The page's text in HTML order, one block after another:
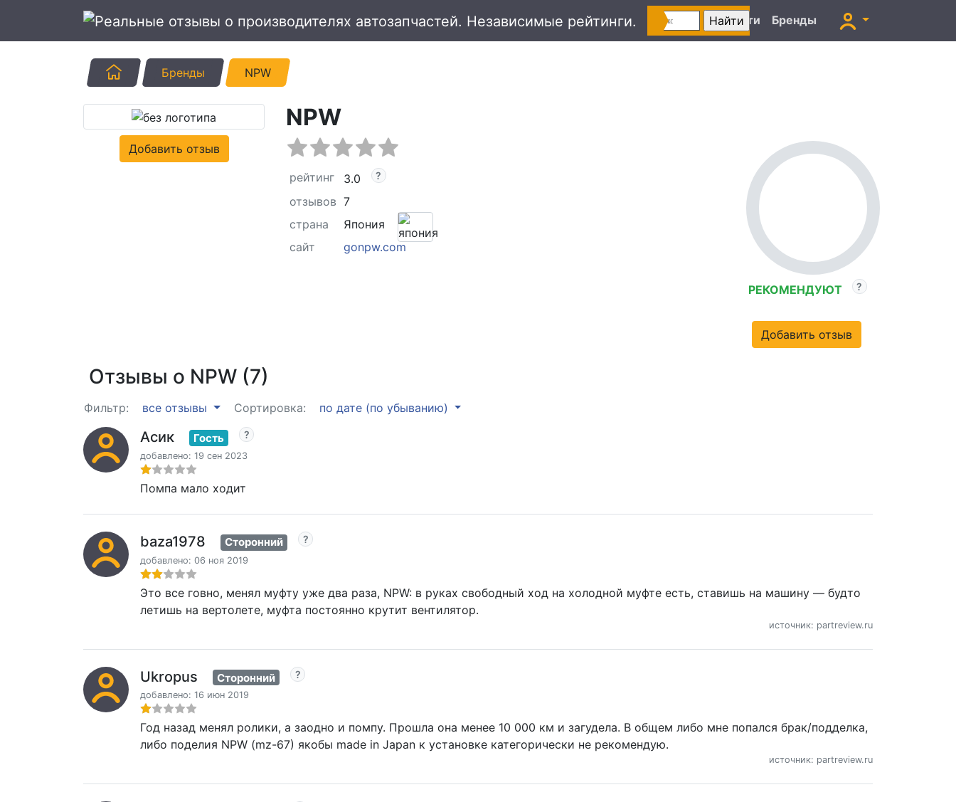
Автоновости Бренды
ГлавнаяБренды NPW
Добавить отзыв
NPW
рейтинг
3.0
отзывов 7
страна
Япония
сайт
gonpw.com
РЕКОМЕНДУЮТ
Добавить отзыв
Отзывы о NPW (7)
Фильтр: все отзывы Сортировка: по дате (по убыванию)
Асик Гость
добавлено: 19 сен 2023
Помпа мало ходит
baza1978 Сторонний
добавлено: 06 ноя 2019
Это все говно, менял муфту уже два раза, NPW: в руках свободный ход на холодной муфте есть, ставишь на машину — будто
летишь на вертолете, муфта постоянно крутит вентилятор.
источник: partreview.ru
Ukropus Сторонний
добавлено: 16 июн 2019
Год назад менял ролики, а заодно и помпу. Прошла она менее 10 000 км и загудела. В общем либо мне попался брак/подделка,
либо поделия NPW (mz-67) якобы made in Japan к установке категорически не рекомендую.
источник: partreview.ru